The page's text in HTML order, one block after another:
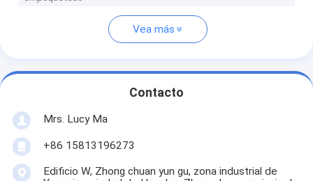
Vea más
Contacto
Mrs. Lucy Ma
+86 15813196273
Edificio W, Zhong chuan yun gu, zona industrial de